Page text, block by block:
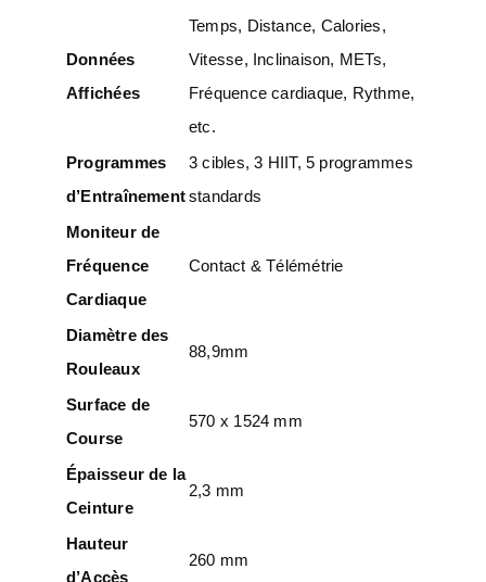
Données
Affichées
Temps, Distance, Calories,
Vitesse, Inclinaison, METs,
Fréquence cardiaque, Rythme,
etc.
Programmes
d’Entraînement
3 cibles, 3 HIIT, 5 programmes
standards
Moniteur de
Fréquence
Cardiaque
Contact & Télémétrie
Diamètre des
Rouleaux
88,9mm
Surface de
Course
570 x 1524 mm
Épaisseur de la
Ceinture
2,3 mm
Hauteur
d’Accès
260 mm